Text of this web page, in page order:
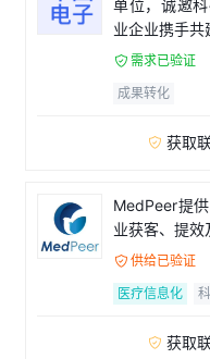
单位，诚邀
业企业携手共
 需求已验证
成果转化
 获取
MedPeer提
业获客、提
 供给已验证
医疗信息化
 获取